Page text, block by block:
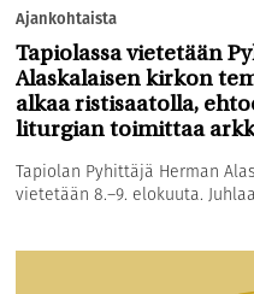
Ajankohtaista
Tapiolassa vietetään
Alaskalaisen kirkon
alkaa ristisaatolla,
liturgian toimittaa
Tapiolan Pyhittäjä Herman
vietetään 8.–9. elokuuta.